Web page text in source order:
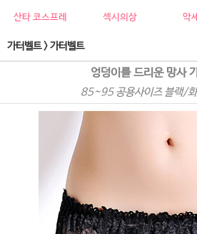
산타 코스프레 섹시의상 악
가터벨트>가터벨트
엉덩이를 드리운 망사
85~95 공용사이즈 블랙/